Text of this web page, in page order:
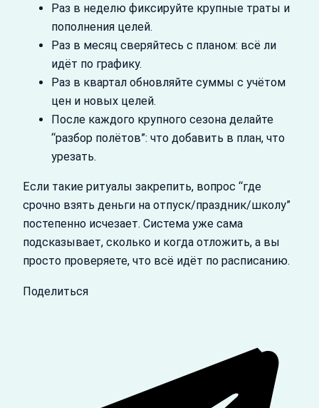
Раз в неделю фиксируйте крупные траты и
пополнения целей.
Раз в месяц сверяйтесь с планом: всё ли
идёт по графику.
Раз в квартал обновляйте суммы с учётом
цен и новых целей.
После каждого крупного сезона делайте
“разбор полётов”: что добавить в план, что
урезать.
Если такие ритуалы закрепить, вопрос “где
срочно взять деньги на отпуск/праздник/школу”
постепенно исчезает. Система уже сама
подсказывает, сколько и когда отложить, а вы
просто проверяете, что всё идёт по расписанию.
Поделиться